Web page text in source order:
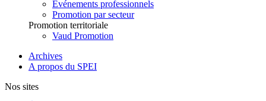
Evénements professionnels
Promotion par secteur
Promotion territoriale
Vaud Promotion
Archives
A propos du SPEI
Nos sites